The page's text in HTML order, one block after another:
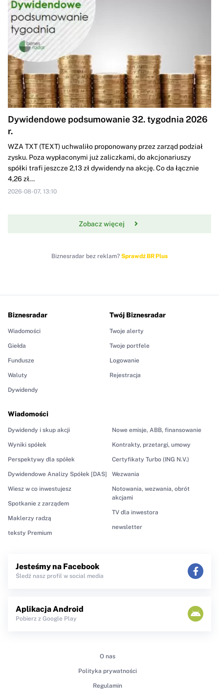
Dywidendowe podsumowanie 32. tygodnia 2026
r.
WZA TXT (TEXT) uchwaliło proponowany przez zarząd podział
zysku. Poza wypłaconymi już zaliczkami, do akcjonariuszy
spółki trafi jeszcze 2,13 zł dywidendy na akcję. Co da łącznie
4,26 zł...
2026-08-07, 13:10
Zobacz więcej
Biznesradar bez reklam? Sprawdź BR Plus
Biznesradar
Wiadomości
Giełda
Fundusze
Waluty
Dywidendy
Wiadomości
Dywidendy i skup akcji
Wyniki spółek
Perspektywy dla spółek
Dywidendowe Analizy Spółek [DAS]
Wiesz w co inwestujesz
Spotkanie z zarządem
Maklerzy radzą
teksty Premium
Nowe emisje, ABB, finansowanie
Kontrakty, przetargi, umowy
Certyfikaty Turbo (ING N.V.)
Wezwania
Notowania, wezwania, obrót
akcjami
TV dla inwestora
newsletter
Twój Biznesradar
Twoje alerty
Twoje portfele
Logowanie
Rejestracja
Jesteśmy na Facebook
Śledź nasz profil w social media
Aplikacja Android
Pobierz z Google Play
O nas
Polityka prywatności
Regulamin